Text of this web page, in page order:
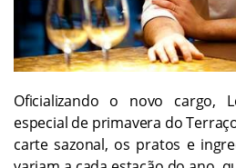
Oficializando o novo cargo,
especial de primavera do
carte sazonal, os pratos e